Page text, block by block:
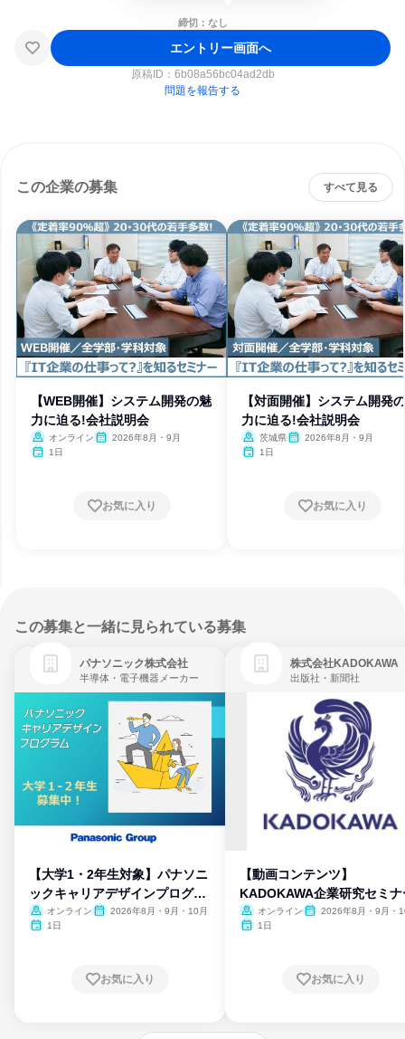
締切：なし
エントリー画面へ
原稿ID： 6b08a56bc04ad2db
問題を報告する
この企業の募集 すべて見る
【WEB開催】システム開発の魅
力に迫る!会社説明会
オンライン
2026年8月・9月
1日
お気に入り
【対面開催】システム開発
力に迫る!会社説明会
茨城県
2026年8月・9月
1日
お気に入り
この募集と一緒に見られている募集
パナソニック株式会社
半導体・電子機器メーカー
【大学1・2年生対象】パナソニ
ックキャリアデザインプログラ
ム
オンライン
2026年8月・9月・10月
1日
お気に入り
株式会社KADOKAWA
出版社・新聞社
【動画コンテンツ】
KADOKAWA企業研究セミナ
オンライン
2026年8月・9月・
1日
お気に入り